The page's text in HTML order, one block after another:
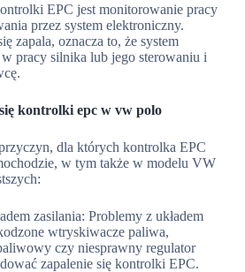
EPC jest monitorowanie pracy
przez system elektroniczny.
zapala, oznacza to, że system
pracy silnika lub jego sterowaniu i
kontrolki epc w vw polo
dla których kontrolka EPC
w tym także w modelu VW
zasilania: Problemy z układem
wtryskiwacze paliwa,
czy niesprawny regulator
zapalenie się kontrolki EPC.